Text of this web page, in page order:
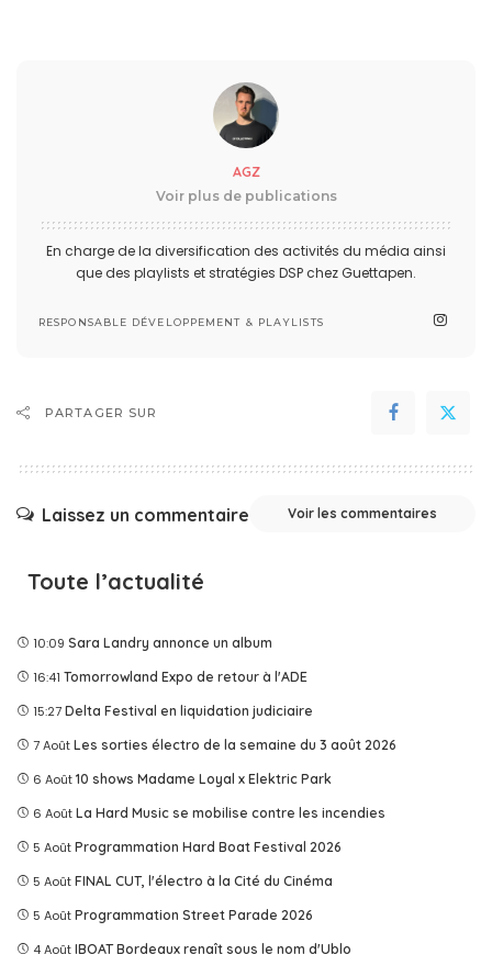
AGZ
Voir plus de publications
En charge de la diversification des activités du média ainsi
que des playlists et stratégies DSP chez Guettapen.
RESPONSABLE DÉVELOPPEMENT & PLAYLISTS
PARTAGER SUR
Laissez un commentaire Voir les commentaires
Toute l’actualité
10:09 Sara Landry annonce un album
16:41 Tomorrowland Expo de retour à l'ADE
15:27 Delta Festival en liquidation judiciaire
7 Août Les sorties électro de la semaine du 3 août 2026
6 Août 10 shows Madame Loyal x Elektric Park
6 Août La Hard Music se mobilise contre les incendies
5 Août Programmation Hard Boat Festival 2026
5 Août FINAL CUT, l'électro à la Cité du Cinéma
5 Août Programmation Street Parade 2026
4 Août IBOAT Bordeaux renaît sous le nom d'Ublo